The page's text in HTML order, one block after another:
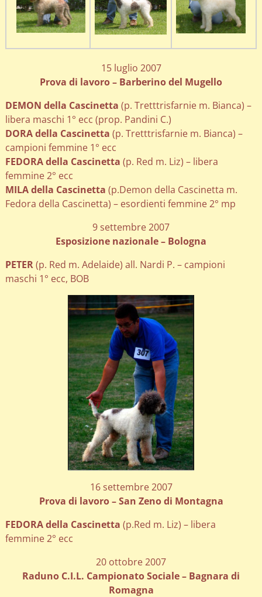
15 luglio 2007
Prova di lavoro – Barberino del Mugello
DEMON della Cascinetta (p. Tretttrisfarnie m. Bianca) –
libera maschi 1° ecc (prop. Pandini C.)
DORA della Cascinetta (p. Tretttrisfarnie m. Bianca) –
campioni femmine 1° ecc
FEDORA della Cascinetta (p. Red m. Liz) – libera
femmine 2° ecc
MILA della Cascinetta (p.Demon della Cascinetta m.
Fedora della Cascinetta) – esordienti femmine 2° mp
9 settembre 2007
Esposizione nazionale – Bologna
PETER(p. Red m. Adelaide) all. Nardi P. – campioni
maschi 1° ecc, BOB
16 settembre 2007
Prova di lavoro – San Zeno di Montagna
FEDORA della Cascinetta (p.Red m. Liz) – libera
femmine 2° ecc
20 ottobre 2007
Raduno C.I.L. Campionato Sociale – Bagnara di
Romagna